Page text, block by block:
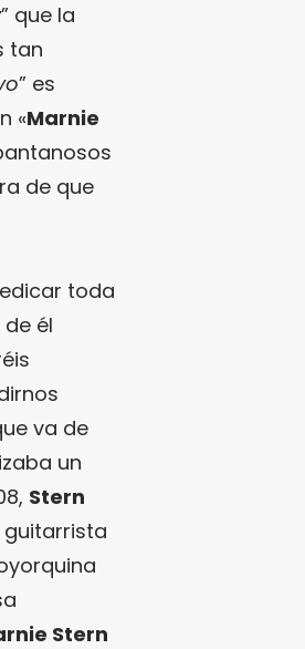
” que la
tan
” es
«Marnie
de que
toda
él
va de
un
Stern
guitarrista
Stern